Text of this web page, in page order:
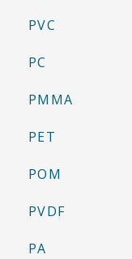
PVC
PC
PMMA
PET
POM
PVDF
PA